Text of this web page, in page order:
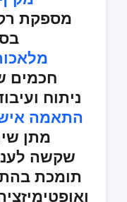
מספקת רק
חכמים
ניתוח
התאמה
מתן
שקשה